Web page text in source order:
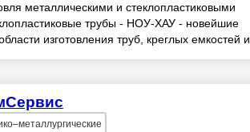
металлическими и стеклопластиковыми
трубы - НОУ-ХАУ - новейшие
изготовления труб, креглых емкостей и